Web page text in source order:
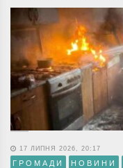
17 ЛИПНЯ 2026, 20:17
ГРОМАДИ НОВИНИ